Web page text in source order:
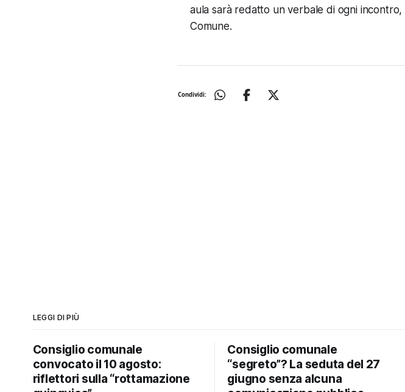
aula sarà redatto un verbale di ogni
Comune.
Condividi:
LEGGI DI PIÙ
Consiglio comunale
convocato il 10 agosto:
riflettori sulla “rottamazione
Consiglio comunale
“segreto”? La seduta del 27
giugno senza alcuna